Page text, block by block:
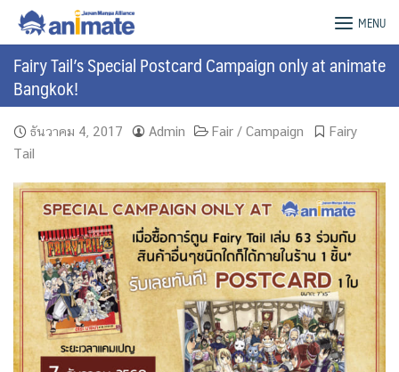
Skip
content
animate Bangkok – Official Website MENU
Fairy Tail’s Special Postcard Campaign only at animate
Bangkok!
ธันวาคม 4, 2017 Admin Fair / Campaign
Fairy
Tail